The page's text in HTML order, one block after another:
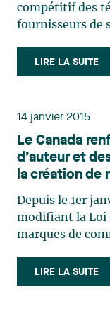
compétitif des
fournisseurs de
d’attirer de
raison du faible
LIRE LA SUITE
14 janvier 2015
Le Canada
d’auteur et
la création de
Depuis le 1er
modifiant la Loi
marques de
mesures
Canada. La loi a
LIRE LA SUITE